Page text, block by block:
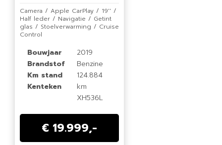
Camera / Apple CarPlay / 19'' /
Half leder / Navigatie / Getint
glas / Stoelverwarming / Cruise
Control
Bouwjaar
2019
Brandstof
Benzine
Km stand
124.884
km
Kenteken
XH536L
€ 19.999,-